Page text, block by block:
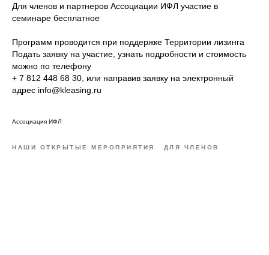
Для членов и партнеров Ассоциации ИФЛ участие в
семинаре бесплатное
Программ проводится при поддержке Территории лизинга
Подать заявку на участие, узнать подробности и стоимость
можно по телефону
+ 7 812 448 68 30, или направив заявку на электронный
адрес info@kleasing.ru
Ассоциация ИФЛ
НАШИ ОТКРЫТЫЕ МЕРОПРИЯТИЯ ДЛЯ ЧЛЕНОВ